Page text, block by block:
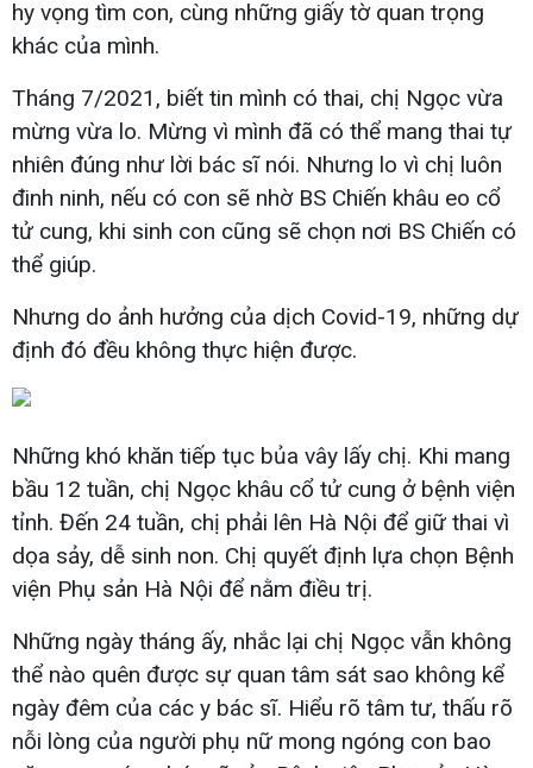
hy vọng tìm con, cùng những giấy tờ quan trọng
khác của mình.
Tháng 7/2021, biết tin mình có thai, chị Ngọc vừa
mừng vừa lo. Mừng vì mình đã có thể mang thai tự
nhiên đúng như lời bác sĩ nói. Nhưng lo vì chị luôn
đinh ninh, nếu có con sẽ nhờ BS Chiến khâu eo cổ
tử cung, khi sinh con cũng sẽ chọn nơi BS Chiến có
thể giúp.
Nhưng do ảnh hưởng của dịch Covid-19, những dự
định đó đều không thực hiện được.
Những khó khăn tiếp tục bủa vây lấy chị. Khi mang
bầu 12 tuần, chị Ngọc khâu cổ tử cung ở bệnh viện
tỉnh. Đến 24 tuần, chị phải lên Hà Nội để giữ thai vì
dọa sảy, dễ sinh non. Chị quyết định lựa chọn Bệnh
viện Phụ sản Hà Nội để nằm điều trị.
Những ngày tháng ấy, nhắc lại chị Ngọc vẫn không
thể nào quên được sự quan tâm sát sao không kể
ngày đêm của các y bác sĩ. Hiểu rõ tâm tư, thấu rõ
nỗi lòng của người phụ nữ mong ngóng con bao